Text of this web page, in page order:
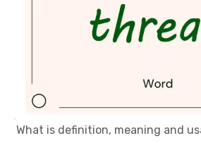
What is definition, meaning and